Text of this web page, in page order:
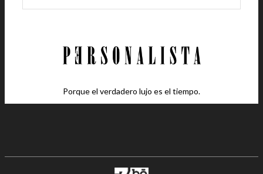
Porque el verdadero lujo es el tiempo.